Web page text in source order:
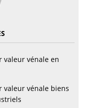
valeur vénale en
valeur vénale biens